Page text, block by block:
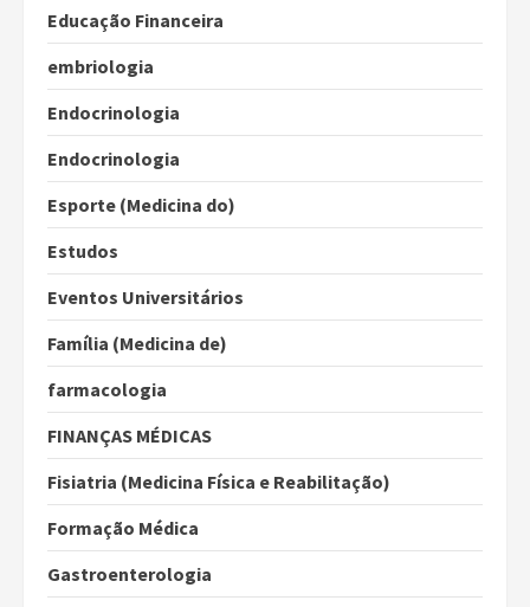
Educação Financeira
embriologia
Endocrinologia
Endocrinologia
Esporte (Medicina do)
Estudos
Eventos Universitários
Família (Medicina de)
farmacologia
FINANÇAS MÉDICAS
Fisiatria (Medicina Física e Reabilitação)
Formação Médica
Gastroenterologia